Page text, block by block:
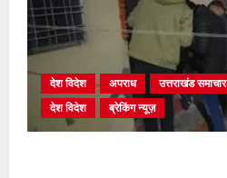
देश विदेश अपराध उत्तराखंड समाचार
देश विदेश
ब्रेकिंग न्यूज़